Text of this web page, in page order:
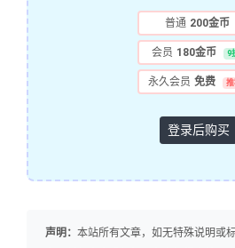
普通 200金币
会员 180金币 9
永久会员 免费
登录后购买
声明： 本站所有文章，如无特殊说明或